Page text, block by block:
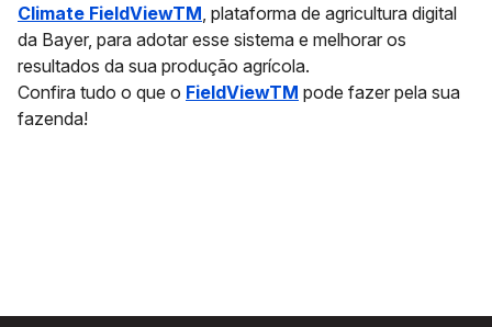
Climate FieldViewTM, plataforma de agricultura digital
da Bayer, para adotar esse sistema e melhorar os
resultados da sua produção agrícola.
Confira tudo o que o FieldViewTM pode fazer pela sua
fazenda!